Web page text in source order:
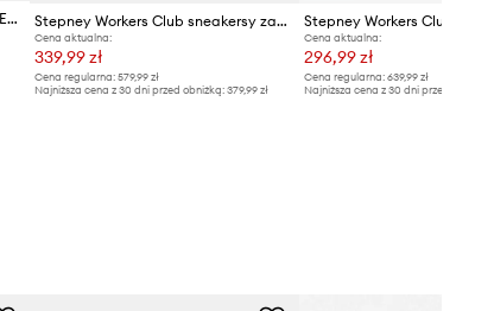
Stepney Workers Club sneakersy PEARL S-STRIKE GEO-MERGED Stepney Workers Club sneakersy zamszowe Pearl S-Strike Suede
Cena aktualna:
339,99 zł
Cena regularna:579,99 zł
Najniższa cena z 30 dni przed obniżką:379,99 zł
Cena aktualna:
296,99 zł
Cena regularna: 639,99 zł
Najniższa cena z 30 dni przed obniżką: